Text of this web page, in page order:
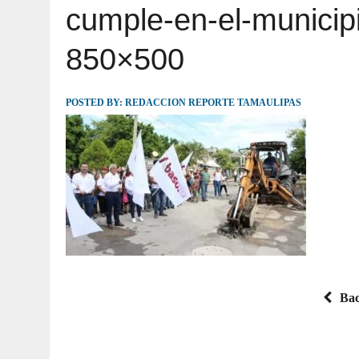
JULIO 30, 2026 | TAMAULIPAS TE INVITA A DESCUBRIR EL
cumple-en-el-
850×500
POSTED BY: REDACCION REPORTE TAMAULIPAS